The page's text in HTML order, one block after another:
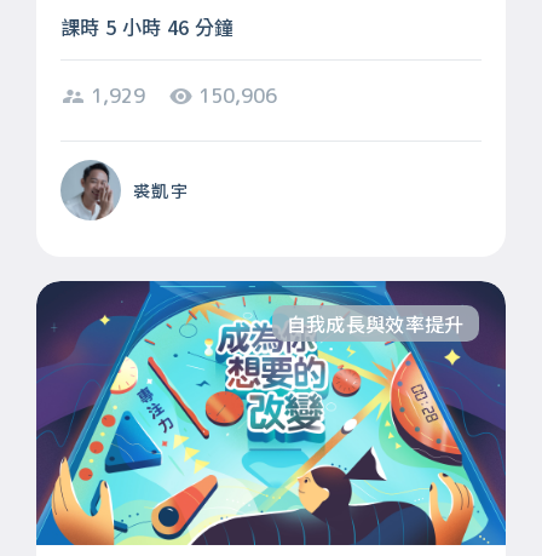
課時 5 小時 46 分鐘
1,929 150,906
裘凱宇
自我成長與效率提升